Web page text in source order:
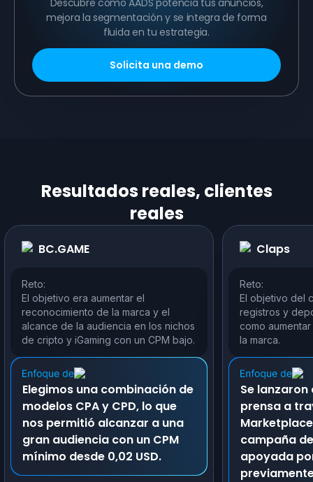
mejora la segmentación y se integra de forma
fluida en tu estrategia.
Solicita una demo
Resultados reales, clientes
reales
BC.GAME
Reto:
El objetivo era aumentar el
reconocimiento de la marca y el
alcance de la audiencia en los nichos
de cripto y iGaming con un CPM bajo.
Elegimos una combinación de
modelos CPA y CPD, lo que
nos permitió alcanzar a una
gran audiencia con un CPM
mínimo desde 0,02 USD.
Claps
Reto:
El objetivo del
registros y
como
la marca.
Se
prensa a
campaña
apoyada